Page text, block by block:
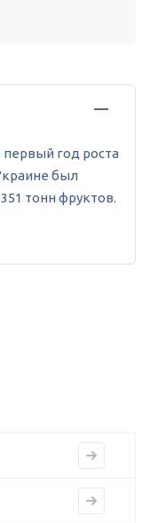
первый год роста
был
тонн фруктов.